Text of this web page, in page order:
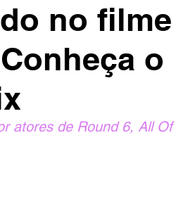
no filme
o
atores de Round 6, All Of